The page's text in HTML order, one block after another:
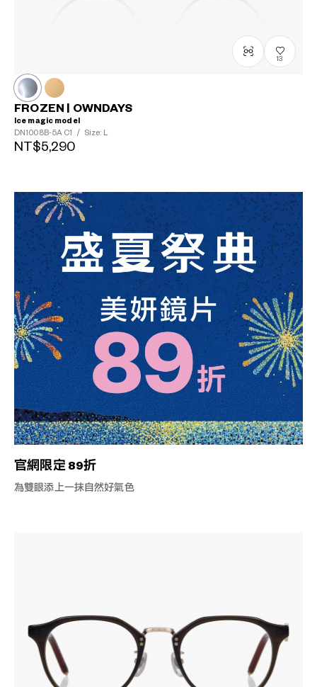
官網限定 89折
為雙眼添上一抹自然好氣色
13
FROZEN | OWNDAYS
Ice magic model
DN1008B-5A C1 / Size: L
NT$5,290